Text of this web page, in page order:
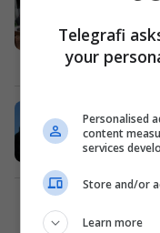
Telegrafi
your
Personalised
content
services
Store and/or
Learn more